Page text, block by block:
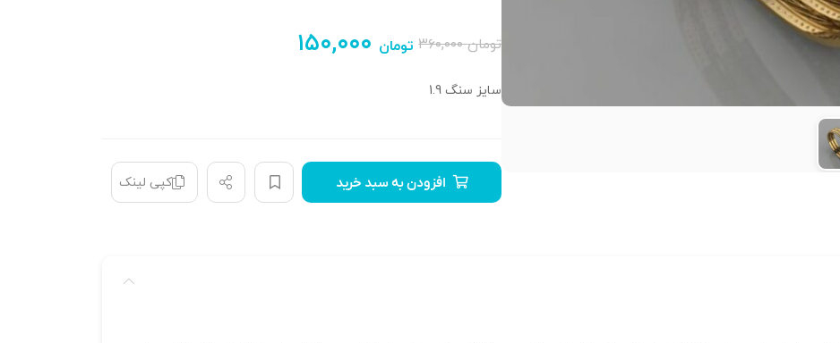
۳۶۰,۰۰۰تومان ۱۵۰,۰۰۰ تومان
سایز سنگ 1.9
افزودن به سبد خرید کپی لینک